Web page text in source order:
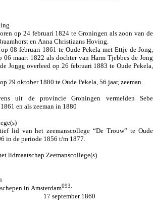
op 24 februari 1824 te Groningen als zoon van de
en Anna Christiaans Hoving.
08 februari 1861 te Oude Pekela met Ettje de Jong,
06 maart 1822 als dochter van Harm Tjebbes de Jong
Jonge overleed op 26 februari 1883 te Oude Pekela,
29 oktober 1880 te Oude Pekela, 56 jaar, zeeman.
uit de provincie Groningen vermelden Sebe
en als zeeman in 1880
lid van het zeemanscollege “De Trouw” te Oude
in de periode 1856 t/m 1877.
lidmaatschap Zeemanscollege(s)
in Amsterdam093:
17 september 1860